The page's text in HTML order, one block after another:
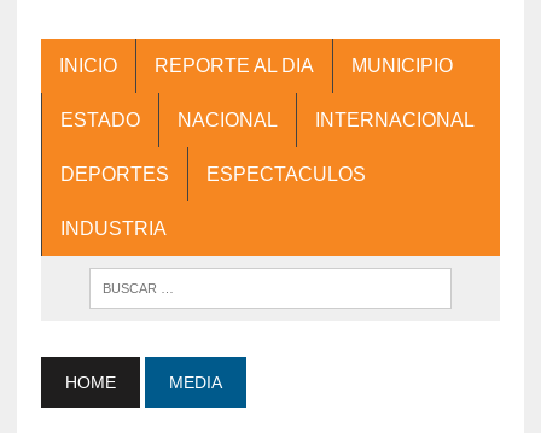
INICIO REPORTE AL DIA MUNICIPIO
ESTADO NACIONAL INTERNACIONAL
DEPORTES ESPECTACULOS
INDUSTRIA
HOME MEDIA